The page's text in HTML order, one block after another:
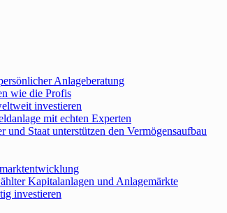
Anlageberatung
wie die Profis
investieren
mit echten Experten
Staat unterstützen den Vermögensaufbau
Kapitalanlagen und Anlagemärkte
investieren